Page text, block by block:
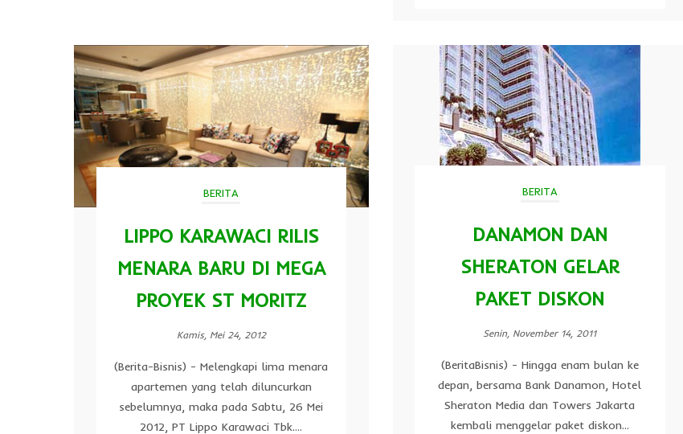
BERITA
LIPPO KARAWACI RILIS
MENARA BARU DI MEGA
PROYEK ST MORITZ
Kamis, Mei 24, 2012
(Berita-Bisnis) - Melengkapi lima menara
apartemen yang telah diluncurkan
sebelumnya, maka pada Sabtu, 26 Mei
2012, PT Lippo Karawaci Tbk....
BERITA
DANAMON DAN
SHERATON GELAR
PAKET DISKON
Senin, November 14, 2011
(BeritaBisnis) - Hingga enam bulan ke
depan, bersama Bank Danamon, Hotel
Sheraton Media dan Towers Jakarta
kembali menggelar paket diskon...